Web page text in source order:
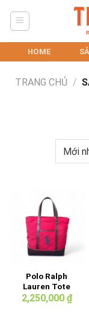
HOME
TRANG CHỦ /
Polo Ralph
Lauren Tote
Bag – Canvas
2,250,000 ₫